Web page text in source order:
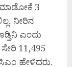
3
ನೀರಿನ
ಎಂದು
11,495
ಹೇಳಿದರು.